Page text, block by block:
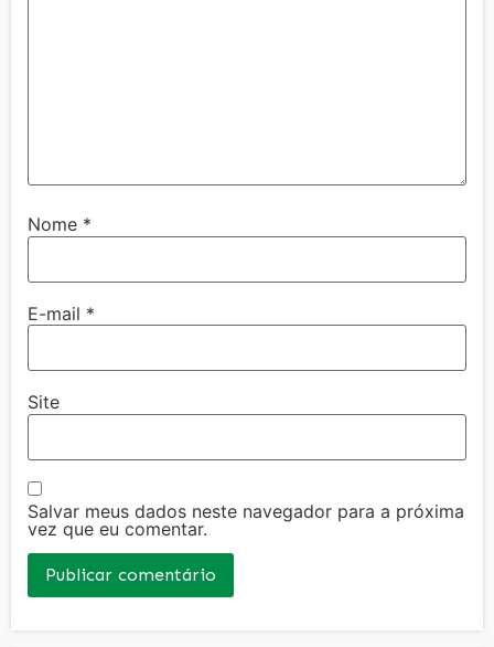
Nome *
E-mail *
Site
Salvar meus dados neste navegador para a próxima
vez que eu comentar.